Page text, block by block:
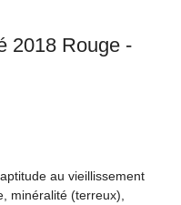
2018 Rouge -
au vieillissement
minéralité (terreux),